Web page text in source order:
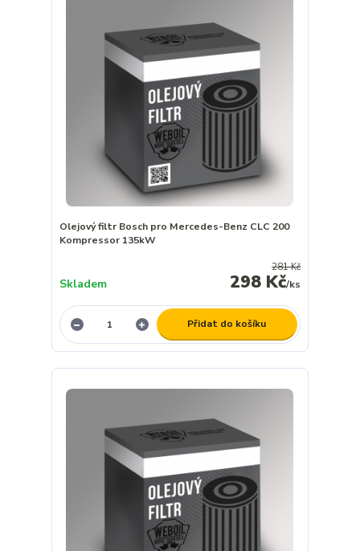
Olejový filtr Bosch pro Mercedes-Benz CLC 200
Kompressor 135kW
281 Kč
298 Kč/ks
Skladem
Přidat do košíku